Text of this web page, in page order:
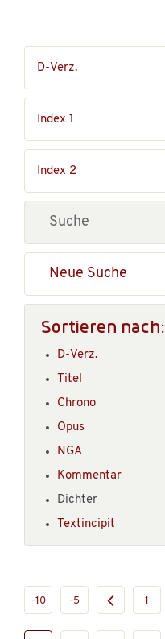
Neue Suche
Sortieren nach:
D-Verz.
Titel
Chrono
Opus
NGA
Kommentar
Dichter
Textincipit
-10 -5 1